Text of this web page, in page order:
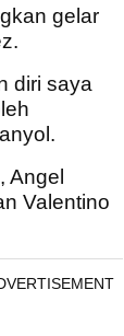
gelar
diri saya
Angel
Valentino